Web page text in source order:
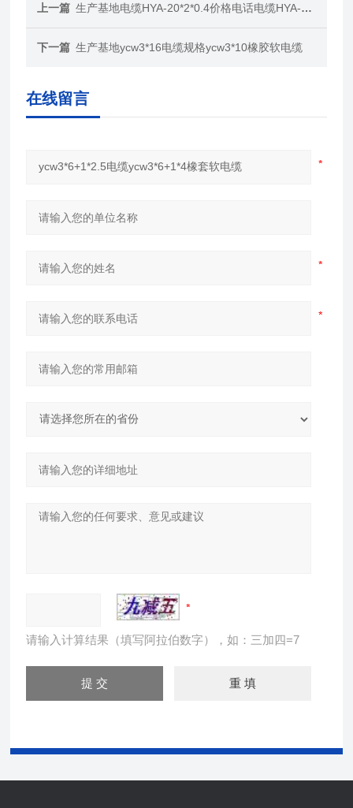
上一篇 生产基地电缆HYA-20*2*0.4价格电话电缆HYA-20*2*0.5
下一篇 生产基地ycw3*16电缆规格ycw3*10橡胶软电缆
在线留言
请输入计算结果（填写阿拉伯数字），如：三加四=7